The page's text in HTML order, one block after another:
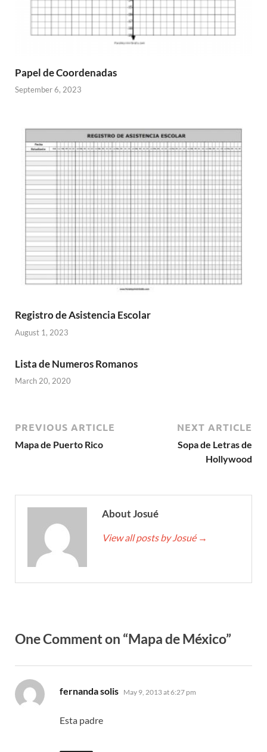
Papel de Coordenadas
September 6, 2023
Registro de Asistencia Escolar
August 1, 2023
Lista de Numeros Romanos
March 20, 2020
PREVIOUS ARTICLE
Mapa de Puerto Rico
NEXT ARTICLE
Sopa de Letras de
Hollywood
About Josué
View all posts by Josué →
One Comment on “Mapa de México”
fernanda solis says:
May 9, 2013 at 6:27 pm
Esta padre